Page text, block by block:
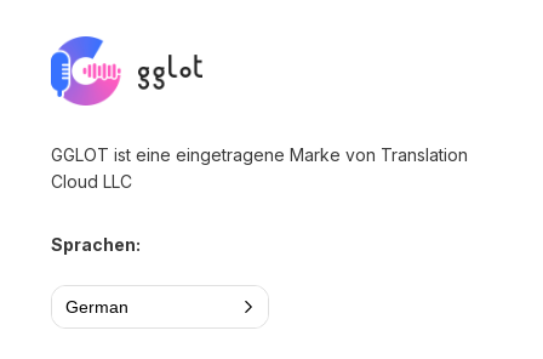
GGLOT ist eine eingetragene Marke von Translation
Cloud LLC
Sprachen:
German